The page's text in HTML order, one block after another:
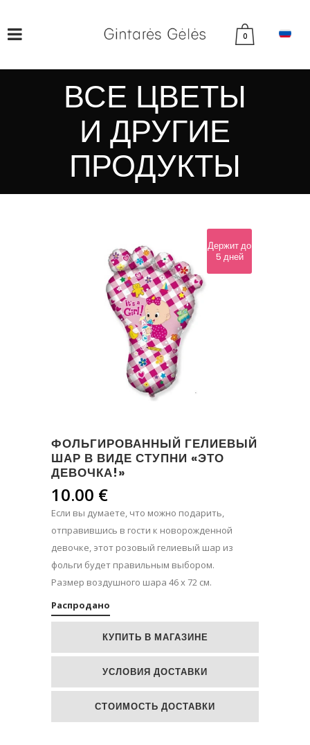
0
ВСЕ ЦВЕТЫ
И ДРУГИЕ
ПРОДУКТЫ
Держит до
5 дней
ФОЛЬГИРОВАННЫЙ ГЕЛИЕВЫЙ
ШАР В ВИДЕ СТУПНИ «ЭТО
ДЕВОЧКА!»
10.00 €
Если вы думаете, что можно подарить,
отправившись в гости к новорожденной
девочке, этот розовый гелиевый шар из
фольги будет правильным выбором.
Размер воздушного шара 46 х 72 см.
Распродано
КУПИТЬ В МАГАЗИНЕ
УСЛОВИЯ ДОСТАВКИ
СТОИМОСТЬ ДОСТАВКИ